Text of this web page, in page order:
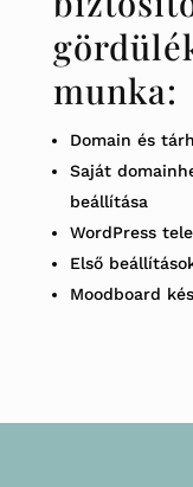
munka:
Domain és
Saját
beállítása
WordPress
Első
Moodboard